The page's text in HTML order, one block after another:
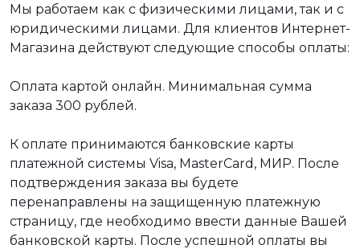
Мы работаем как с физическими лицами, так и с
юридическими лицами. Для клиентов Интернет-
Магазина действуют следующие способы оплаты:
Оплата картой онлайн. Минимальная сумма
заказа 300 рублей.
К оплате принимаются банковские карты
платежной системы Visa, MasterCard, МИР. После
подтверждения заказа вы будете
перенаправлены на защищенную платежную
страницу, где необходимо ввести данные Вашей
банковской карты. После успешной оплаты вы